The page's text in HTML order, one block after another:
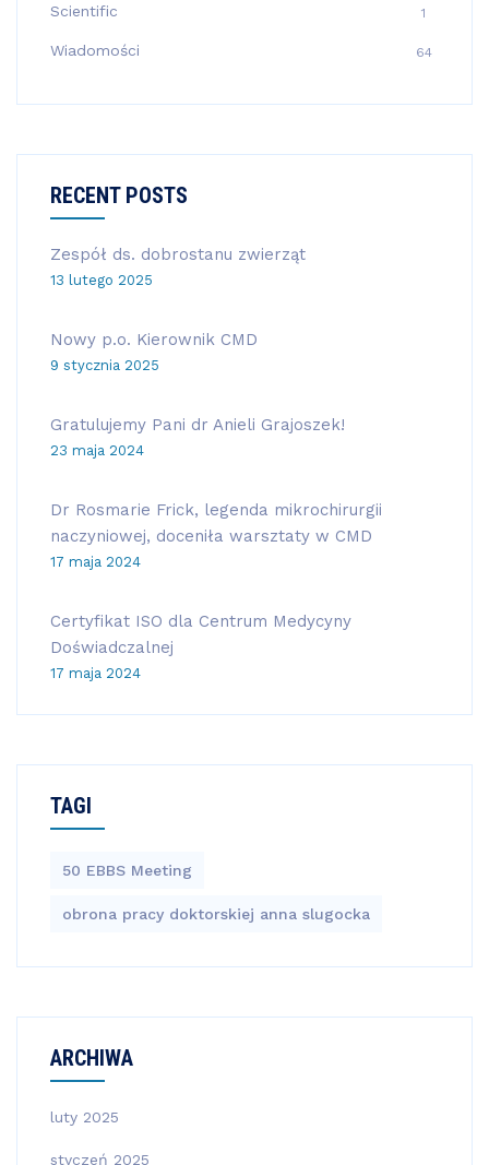
Scientific 1
Wiadomości 64
RECENT POSTS
Zespół ds. dobrostanu zwierząt
13 lutego 2025
Nowy p.o. Kierownik CMD
9 stycznia 2025
Gratulujemy Pani dr Anieli Grajoszek!
23 maja 2024
Dr Rosmarie Frick, legenda mikrochirurgii
naczyniowej, doceniła warsztaty w CMD
17 maja 2024
Certyfikat ISO dla Centrum Medycyny
Doświadczalnej
17 maja 2024
TAGI
50 EBBS Meeting
obrona pracy doktorskiej anna slugocka
ARCHIWA
luty 2025
styczeń 2025